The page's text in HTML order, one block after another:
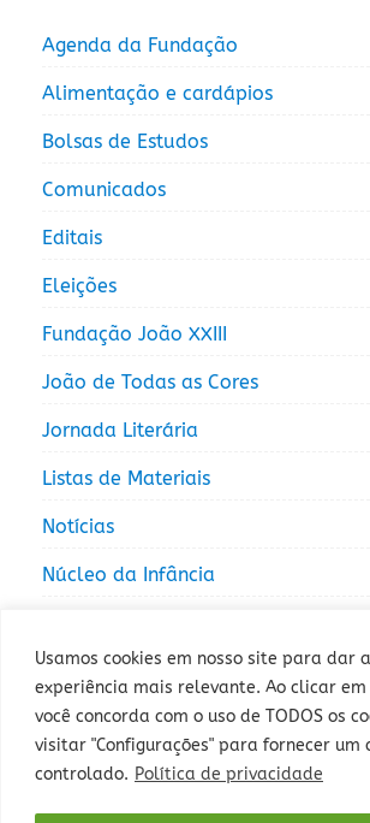
Usamos cookies em nosso site para dar
experiência mais relevante. Ao clicar em
você concorda com o uso de TODOS os
visitar "Configurações" para fornecer um
controlado. Política de privacidade
Agenda da Fundação
Alimentação e cardápios
Bolsas de Estudos
Comunicados
Editais
Eleições
Fundação João XXIII
João de Todas as Cores
Jornada Literária
Listas de Materiais
Notícias
Núcleo da Infância